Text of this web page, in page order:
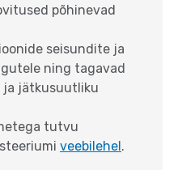
põhinevad
seisundite ja
ning tagavad
ja jätkusuutliku
tutvu
veebilehel .